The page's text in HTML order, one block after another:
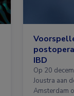
IBD
Op 20
Joustra aan
Amsterdam